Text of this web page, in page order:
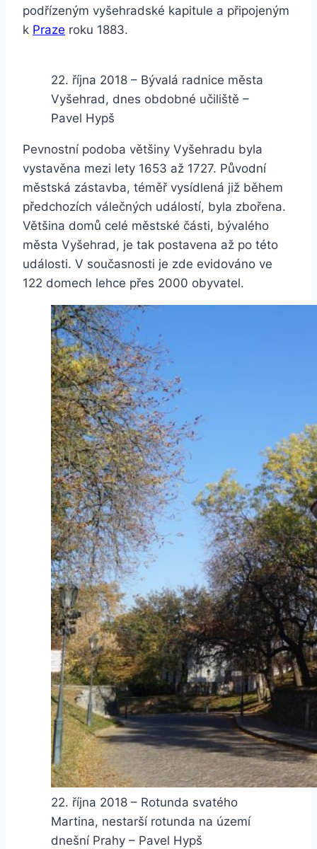
podřízeným vyšehradské kapitule a připojeným
k Praze roku 1883.
22. října 2018 – Bývalá radnice města
Vyšehrad, dnes obdobné učiliště –
Pavel Hypš
Pevnostní podoba většiny Vyšehradu byla
vystavěna mezi lety 1653 až 1727. Původní
městská zástavba, téměř vysídlená již během
předchozích válečných událostí, byla zbořena.
Většina domů celé městské části, bývalého
města Vyšehrad, je tak postavena až po této
události. V současnosti je zde evidováno ve
122 domech lehce přes 2000 obyvatel.
22. října 2018 – Rotunda svatého
Martina, nestarší rotunda na území
dnešní Prahy – Pavel Hypš